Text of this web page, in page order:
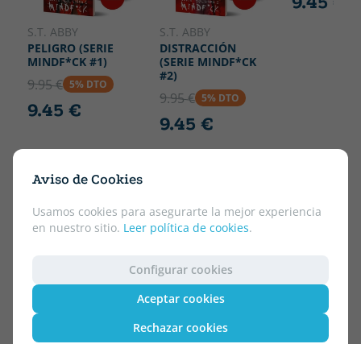
Aviso de Cookies
Usamos cookies para asegurarte la mejor experiencia
en nuestro sitio. Leer política de cookies.
Configurar cookies
Aceptar cookies
Rechazar cookies
S.T. ABBY
PELIGRO (SERIE
MINDF*CK #1)
9.95 € 5% DTO
9.45 €
S.T. ABBY
DISTRACCIÓN
(SERIE MINDF*CK
#2)
9.95 € 5% DTO
9.45 €